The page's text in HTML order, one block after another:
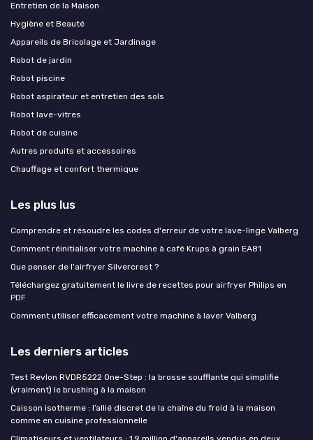
Entretien de la Maison
Hygiène et Beauté
Appareils de Bricolage et Jardinage
Robot de jardin
Robot piscine
Robot aspirateur et entretien des sols
Robot lave-vitres
Robot de cuisine
Autres produits et accessoires
Chauffage et confort thermique
Les plus lus
Comprendre et résoudre les codes d'erreur de votre lave-linge Valberg
Comment réinitialiser votre machine à café Krups à grain EA81
Que penser de l'airfryer Silvercrest ?
Téléchargez gratuitement le livre de recettes pour airfryer Philips en
PDF
Comment utiliser efficacement votre machine à laver Valberg
Les derniers articles
Test Revlon RVDR5222 One-Step : la brosse soufflante qui simplifie
(vraiment) le brushing à la maison
Caisson isotherme : l’allié discret de la chaîne du froid à la maison
comme en cuisine professionnelle